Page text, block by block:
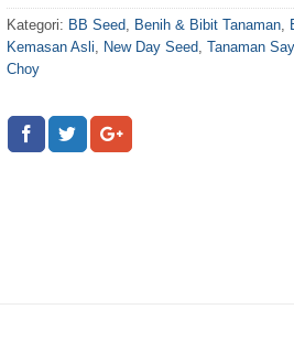
Kategori: BB Seed, Benih & Bibit Tanaman,
Kemasan Asli
New Day Seed, Tanaman
Choy